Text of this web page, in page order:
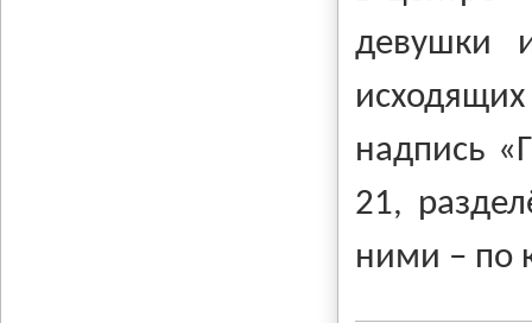
девушки
надпись
21,
ними – по